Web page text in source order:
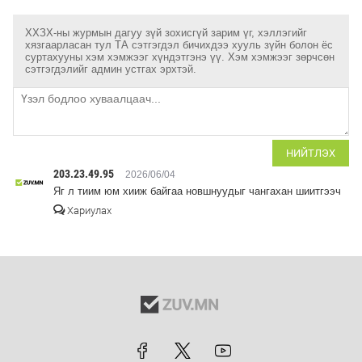
ХХЗХ-ны журмын дагуу зүй зохисгүй зарим үг, хэллэгийг
хязгаарласан тул ТА сэтгэгдэл бичихдээ хууль зүйн болон ёс
суртахууны хэм хэмжээг хүндэтгэнэ үү. Хэм хэмжээг зөрчсөн
сэтгэгдэлийг админ устгах эрхтэй.
НИЙТЛЭХ
203.23.49.95 2026/06/04
Яг л тиим юм хииж байгаа новшнуудыг чангахан шиитгээч
Хариулах